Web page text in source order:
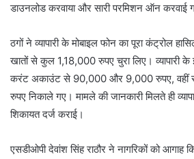
डाउनलोड करवाया और सारी परमिशन ऑन करवाई
ठगों ने व्यापारी के मोबाइल फोन का पूरा कंट्रोल
खातों से कुल 1,18,000 रुपए चुरा लिए। व्यापारी
करंट अकाउंट से 90,000 और 9,000 रुपए, वहीं
रुपए निकाले गए। मामले की जानकारी मिलते ही
शिकायत दर्ज कराई।
एसडीओपी देवांश सिंह राठौर ने नागरिकों को आगाह